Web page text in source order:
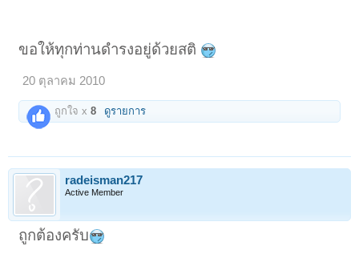
ขอให้ทุกท่านดำรงอยู่ด้วยสติ
20 ตุลาคม 2010
ถูกใจ x8 ดูรายการ
radeisman217
Active Member
ถูกต้องครับ